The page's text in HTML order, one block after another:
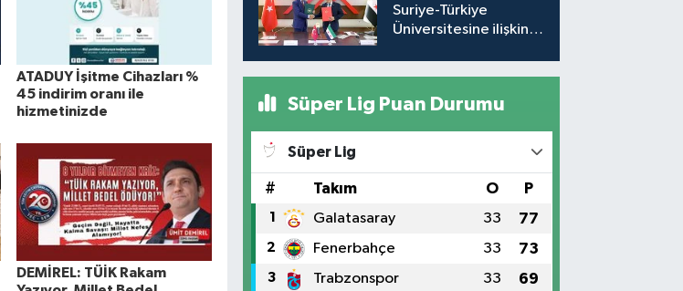
ATADUY İşitme Cihazları %
45 indirim oranı ile
hizmetinizde
DEMİREL: TÜİK Rakam
Suriye-Türkiye
Üniversitesine ilişkin
Süper Lig Puan Durumu
Süper Lig
# Takım O P
1 Galatasaray 33 77
2 Fenerbahçe 33 73
3 Trabzonspor 33 69